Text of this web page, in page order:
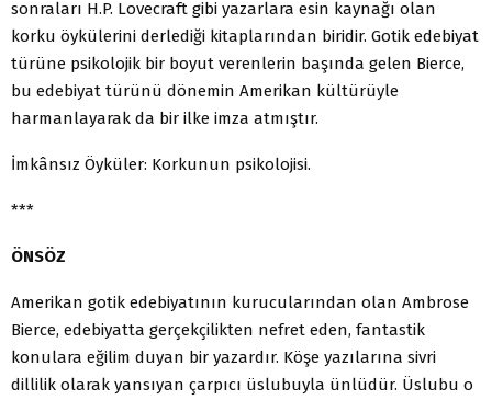
sonraları H.P. Lovecraft gibi yazarlara esin kaynağı olan
korku öykülerini derlediği kitaplarından biridir. Gotik edebiyat
türüne psikolojik bir boyut verenlerin başında gelen Bierce,
bu edebiyat türünü dönemin Amerikan kültürüyle
harmanlayarak da bir ilke imza atmıştır.
İmkânsız Öyküler: Korkunun psikolojisi.
***
ÖNSÖZ
Amerikan gotik edebiyatının kurucularından olan Ambrose
Bierce, edebiyatta gerçekçilikten nefret eden, fantastik
konulara eğilim duyan bir yazardır. Köşe yazılarına sivri
dillilik olarak yansıyan çarpıcı üslubuyla ünlüdür. Üslubu o